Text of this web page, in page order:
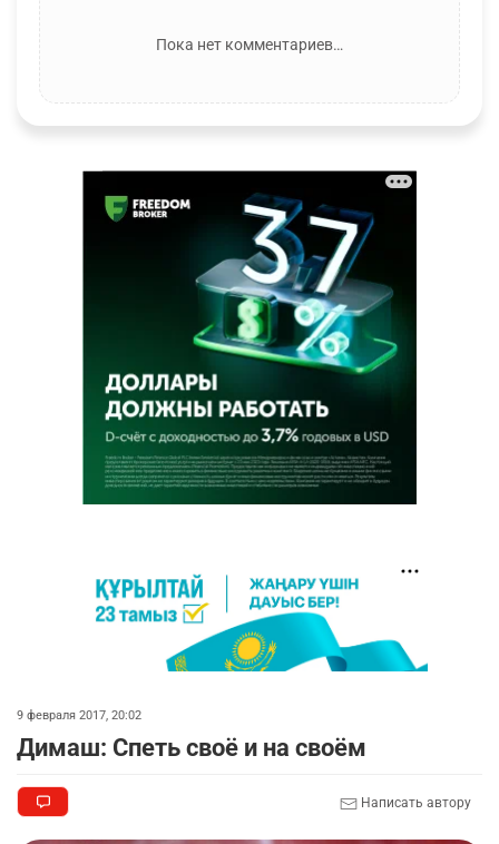
Пока нет комментариев…
9 февраля 2017, 20:02
Димаш: Спеть своё и на своём
Написать автору